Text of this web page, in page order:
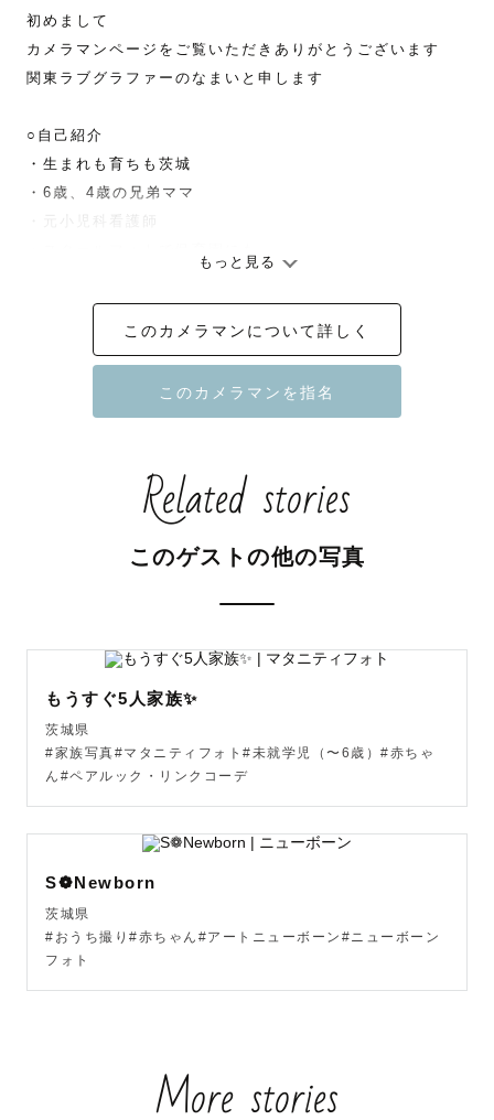
初めまして
カメラマンページをご覧いただきありがとうございます
関東ラブグラファーのなまいと申します
○自己紹介
・生まれも育ちも茨城
・6歳、4歳の兄弟ママ
・元小児科看護師
・趣味：岩盤浴、温泉
〇ご用意可能な小物
・和傘(‎白)
ご質問等ございましたらお気軽にお問い合わせください❁﻿
ラキラとした笑顔、その瞬間を形にし大切に残したいと思
っています
写真は時間が経つごとに価値が増すものだと思っています
何年経っても見返すようなあたたかい写真
その時の光景や想いが蘇ってきたり、思わず笑ってしまっ
素敵な1日になりますよう精一杯撮影させていただきます
もっと見る
このカメラマンについて詳しく
Related stories
このゲストの他の写真
もうすぐ5人家族✨
茨城県
#家族写真#マタニティフォト#未就学児（〜6歳）#赤ちゃ
ん#ペアルック・リンクコーデ
S❁Newborn
茨城県
#おうち撮り#赤ちゃん#アートニューボーン#ニューボーン
フォト
More stories